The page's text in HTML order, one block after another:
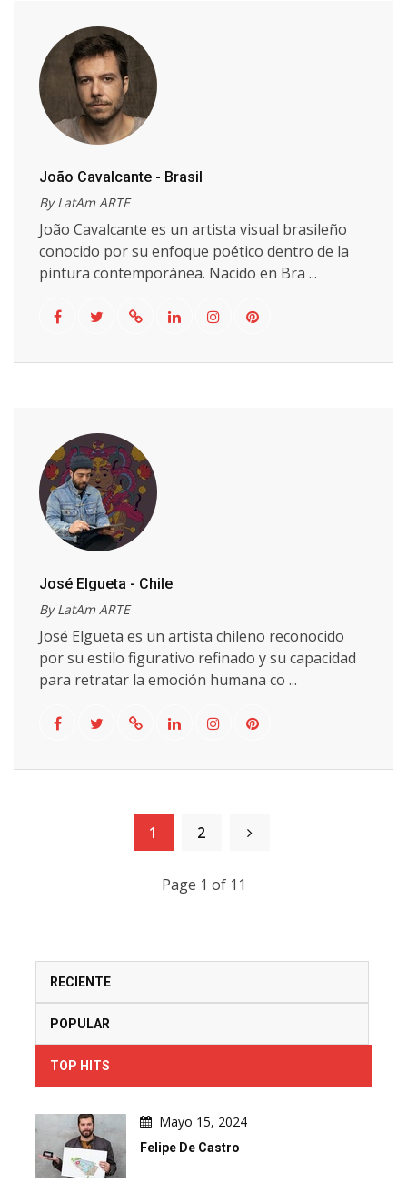
João Cavalcante - Brasil
By LatAm ARTE
João Cavalcante es un artista visual brasileño
conocido por su enfoque poético dentro de la
pintura contemporánea. Nacido en Bra ...
José Elgueta - Chile
By LatAm ARTE
José Elgueta es un artista chileno reconocido
por su estilo figurativo refinado y su capacidad
para retratar la emoción humana co ...
1 2
Page 1 of 11
RECIENTE
POPULAR
TOP HITS
Mayo 15, 2024
Felipe De Castro